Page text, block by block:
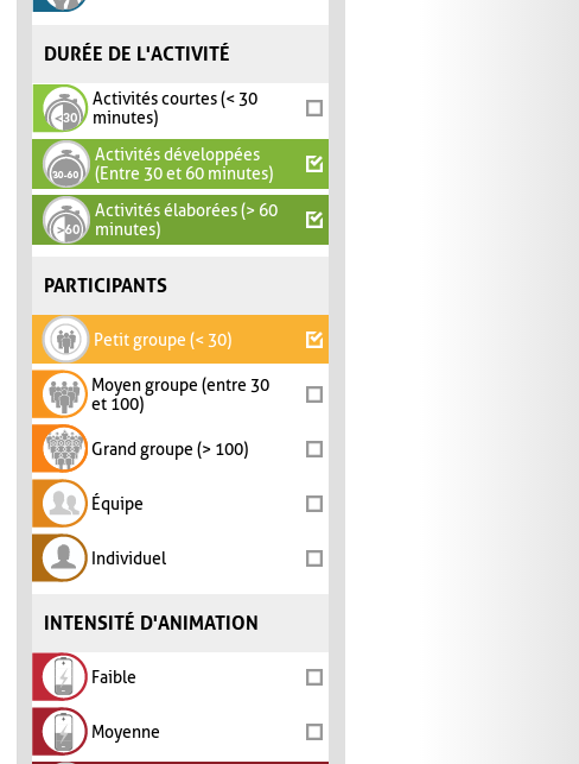
DURÉE DE L'ACTIVITÉ
Activités courtes (< 30
minutes)
Activités développées
(Entre 30 et 60 minutes)
Activités élaborées (> 60
minutes)
PARTICIPANTS
Petit groupe (< 30)
Moyen groupe (entre 30
et 100)
Grand groupe (> 100)
Équipe
Individuel
INTENSITÉ D'ANIMATION
Faible
Moyenne